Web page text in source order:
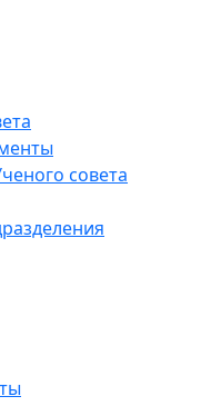
совета